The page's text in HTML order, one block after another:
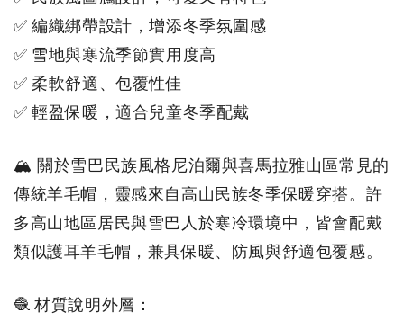
✅ 編織綁帶設計，增添冬季氛圍感
✅ 雪地與寒流季節實用度高
✅ 柔軟舒適、包覆性佳
✅ 輕盈保暖，適合兒童冬季配戴
🏔 關於雪巴民族風格尼泊爾與喜馬拉雅山區常見的
傳統羊毛帽，靈感來自高山民族冬季保暖穿搭。許
多高山地區居民與雪巴人於寒冷環境中，皆會配戴
類似護耳羊毛帽，兼具保暖、防風與舒適包覆感。
🧶 材質說明外層：